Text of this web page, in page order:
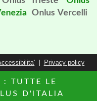
Onlus Vercelli
| Privacy policy
TUTTE LE
D'ITALIA